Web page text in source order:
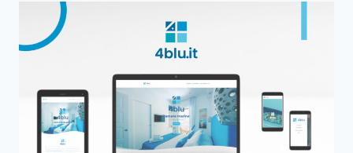
DESIGN+
IMAGE